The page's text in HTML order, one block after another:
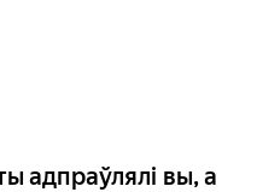
адпраўлялі вы, а